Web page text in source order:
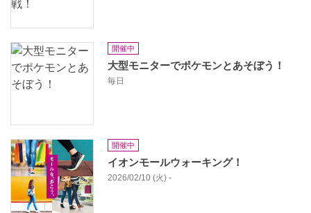
開催中
大型モニターでポケモンとあそぼう！
毎日
開催中
イオンモールウォーキング！
2026/02/10 (火) -